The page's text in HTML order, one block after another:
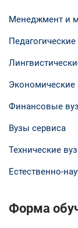
Менеджмент и
Экономические
Финансовые
Вузы сервиса
Технические
Естественно-
Форма